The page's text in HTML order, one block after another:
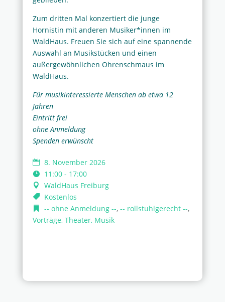
Zum dritten Mal konzertiert die junge
Hornistin mit anderen Musiker*innen im
WaldHaus. Freuen Sie sich auf eine spannende
Auswahl an Musikstücken und einen
außergewöhnlichen Ohrenschmaus im
WaldHaus.
Für musikinteressierte Menschen ab etwa 12
Jahren
Eintritt frei
ohne Anmeldung
Spenden erwünscht
8. November 2026
11:00 - 17:00
WaldHaus Freiburg
Kostenlos
-- ohne Anmeldung --, -- rollstuhlgerecht --,
Vorträge, Theater, Musik